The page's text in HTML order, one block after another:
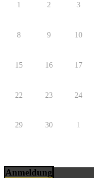
1 2 3
8 9 10
15 16 17
22 23 24
29 30 1
Anmeldung